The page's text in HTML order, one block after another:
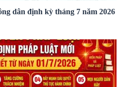
dân định kỳ tháng 7 năm 2026